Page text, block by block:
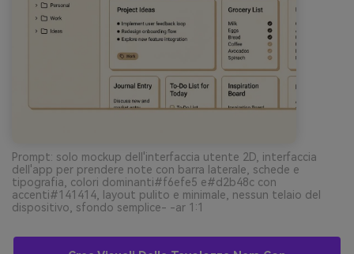
Prompt: solo mockup dell'interfaccia utente 2D, interfaccia
dell'app per prendere note con barra laterale, schede e
tipografia, colori dominanti#f6efe5 e#d2b48c con
accenti#141414, layout pulito e minimale, nessun telaio del
dispositivo, sfondo semplice- -ar 1:1